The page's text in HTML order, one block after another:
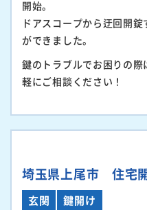
開始。
ドアスコープから迂回開
ができました。
鍵のトラブルでお困りの
軽にご相談ください！
埼玉県上尾市 住宅
玄関 鍵開け